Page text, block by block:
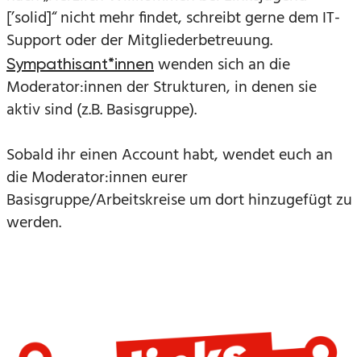
[’solid]“ nicht mehr findet, schreibt gerne dem IT-
Support oder der Mitgliederbetreuung.
Sympathisant*innen wenden sich an die
Moderator:innen der Strukturen, in denen sie
aktiv sind (z.B. Basisgruppe).
Sobald ihr einen Account habt, wendet euch an
die Moderator:innen eurer
Basisgruppe/Arbeitskreise um dort hinzugefügt zu
werden.